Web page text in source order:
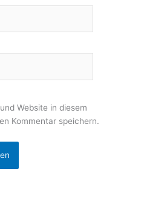
Website in diesem
Kommentar speichern.